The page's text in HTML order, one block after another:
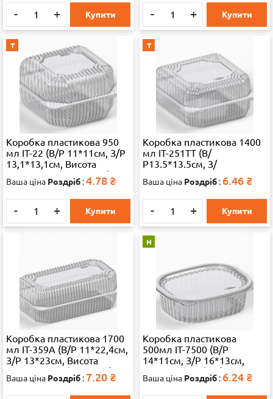
- + Купити - + Купити
Т
Коробка пластикова 950
мл IT-22 (В/Р 11*11см, З/Р
13,1*13,1см, Висота
4,7*3,3=8см) 1200 шт./ящ.
65324
Ваша ціна Роздріб :4.78 ₴
- + Купити
Т
Коробка пластикова 1400
мл IT-251TT (В/
Р13.5*13.5см, З/
Р15.2*15.5см, Висота
4,3*3.4=7.7см) 650 шт./ящ
65324
Ваша ціна Роздріб : 6.46 ₴
- + Купити
Коробка пластикова 1700
мл IT-359А (В/Р 11*22,4см,
З/Р 13*23см, Висота
3.9*3.9=7.8см) 500 шт./ящ
65324
Ваша ціна Роздріб : 7.20 ₴
Н
Коробка пластикова
500мл IT-7500 (В/Р
14*11см, З/Р 16*13см,
Висота=4.8см), 1/500
65324
Ваша ціна Роздріб : 6.24 ₴